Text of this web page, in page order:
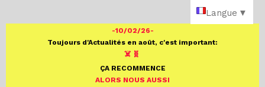
-10/02/26-
Toujours d'Actualités en août, c'est important:
☠️ 🧬
ÇA RECOMMENCE
ALORS NOUS AUSSI
Langue ▼